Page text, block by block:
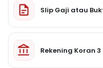
Slip Gaji atau
Rekening Koran